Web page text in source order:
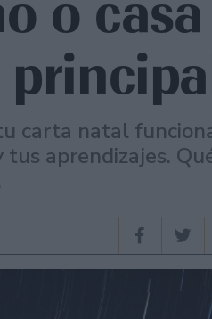
carta natal
aprendizajes.